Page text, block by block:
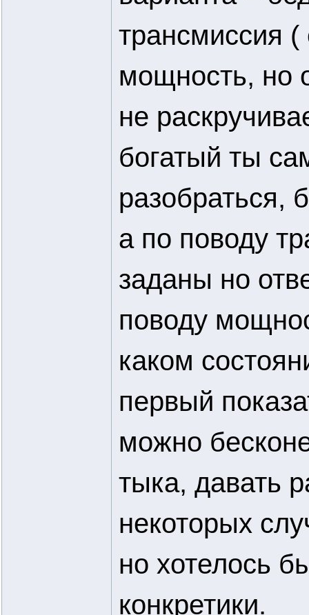
трансмиссия (
мощность, но
не
богатый ты
разобраться,
а по поводу
заданы но
поводу
каком
первый
можно
тыка, давать
некоторых
но хотелось
конкретики.